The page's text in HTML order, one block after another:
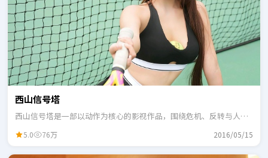
西山信号塔
西山信号塔是一部以动作为核心的影视作品，围绕危机、反转与人物
5.0 76万 2016/05/15